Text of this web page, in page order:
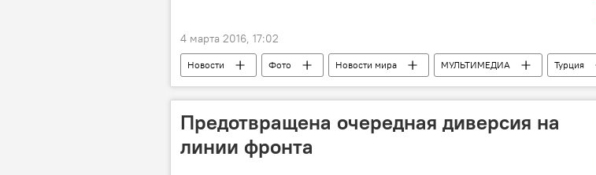
4 марта 2016, 17:02
Новости Фото Новости мира МУЛЬТИМЕДИА
Турция
Отмена
Комендантский час
Предотвращена очередная диверсия на
линии фронта